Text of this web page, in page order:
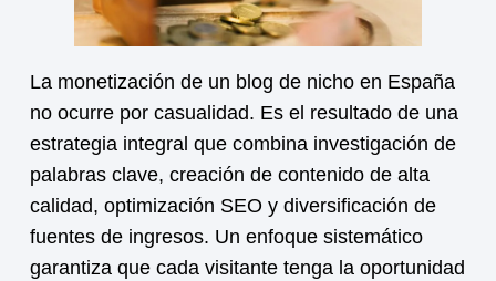
La monetización de un blog de nicho en España
no ocurre por casualidad. Es el resultado de una
estrategia integral que combina investigación de
palabras clave, creación de contenido de alta
calidad, optimización SEO y diversificación de
fuentes de ingresos. Un enfoque sistemático
garantiza que cada visitante tenga la oportunidad